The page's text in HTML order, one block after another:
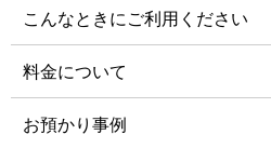
こんなときにご利用ください
料金について
お預かり事例